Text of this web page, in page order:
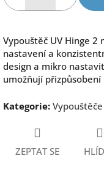
Vypouštěč UV Hinge
nastavení a
design a mikro
umožňují
Kategorie:
ZEPTAT SE